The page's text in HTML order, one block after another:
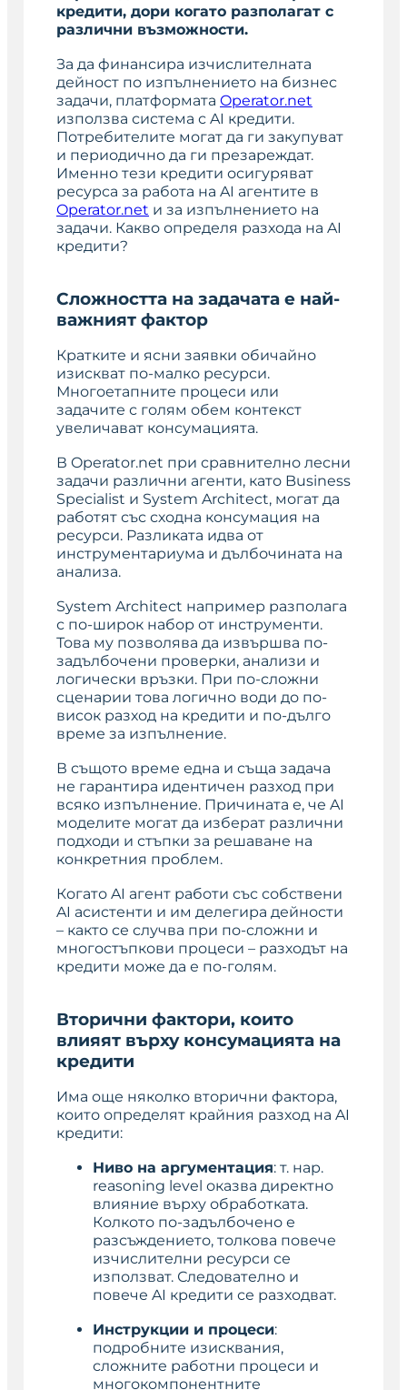
кредити, дори когато разполагат с
различни възможности.
За да финансира изчислителната
дейност по изпълнението на бизнес
задачи, платформата Operator.net
използва система с AI кредити.
Потребителите могат да ги закупуват
и периодично да ги презареждат.
Именно тези кредити осигуряват
ресурса за работа на AI агентите в
Operator.net и за изпълнението на
задачи. Какво определя разхода на AI
кредити?
Сложността на задачата е най-
важният фактор
Кратките и ясни заявки обичайно
изискват по-малко ресурси.
Многоетапните процеси или
задачите с голям обем контекст
увеличават консумацията.
В Operator.net при сравнително лесни
задачи различни агенти, като Business
Specialist и System Architect, могат да
работят със сходна консумация на
ресурси. Разликата идва от
инструментариума и дълбочината на
анализа.
System Architect например разполага
с по-широк набор от инструменти.
Това му позволява да извършва по-
задълбочени проверки, анализи и
логически връзки. При по-сложни
сценарии това логично води до по-
висок разход на кредити и по-дълго
време за изпълнение.
В същото време една и съща задача
не гарантира идентичен разход при
всяко изпълнение. Причината е, че AI
моделите могат да изберат различни
подходи и стъпки за решаване на
конкретния проблем.
Когато AI агент работи със собствени
AI асистенти и им делегира дейности
– както се случва при по-сложни и
многостъпкови процеси – разходът на
кредити може да е по-голям.
Вторични фактори, които
влияят върху консумацията на
кредити
Има още няколко вторични фактора,
които определят крайния разход на AI
кредити:
Ниво на аргументация: т. нар.
reasoning level оказва директно
влияние върху обработката.
Колкото по-задълбочено е
разсъждението, толкова повече
изчислителни ресурси се
използват. Следователно и
повече AI кредити се разходват.
Инструкции и процеси:
подробните изисквания,
сложните работни процеси и
многокомпонентните